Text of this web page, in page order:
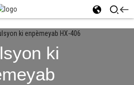
ki